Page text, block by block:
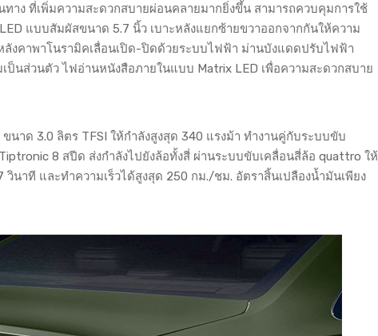
าง ที่เพิ่มความสะดวกสบายผ่อนคลายมากยิ่งขึ้น สามารถควบคุมการใช้
แบบสัมผัสขนาด 5.7 นิ้ว เบาะหลังแยกซ้ายขวาออกจากกันให้ความ
งคาพาโนรามิคเลื่อนเปิด-ปิดด้วยระบบไฟฟ้า ม่านบังแดดปรับไฟฟ้า
ป็นส่วนตัว ไฟอ่านหนังสือภายในแบบ Matrix LED เพื่อความสะดวกสบาย
นาด 3.0 ลิตร TFSI ให้กำลังสูงสุด 340 แรงม้า ทำงานคู่กับระบบขับ
8 สปีด ส่งกำลังไปยังล้อทั้งสี่ ผ่านระบบขับเคลื่อนสี่ล้อ quattro ให้
วินาที และทำความเร็วได้สูงสุด 250 กม./ชม. อัตราสิ้นเปลืองน้ำมันเพียง